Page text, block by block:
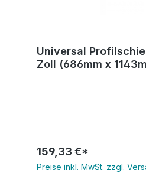
Universal
Zoll (686mm x
159,33 €*
Preise inkl. MwSt. zzgl.